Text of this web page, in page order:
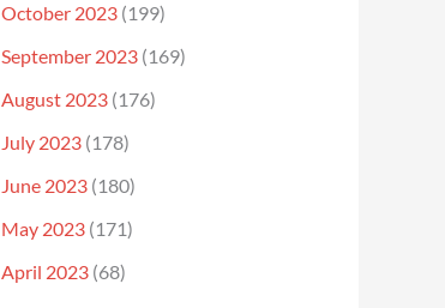
October 2023 (199)
September 2023 (169)
August 2023 (176)
July 2023 (178)
June 2023 (180)
May 2023 (171)
April 2023 (68)